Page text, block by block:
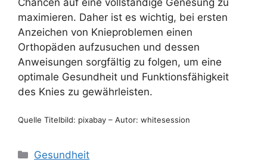
maximieren. Daher ist es wichtig, bei ersten
Anzeichen von Knieproblemen einen
Orthopäden aufzusuchen und dessen
Anweisungen sorgfältig zu folgen, um eine
optimale Gesundheit und Funktionsfähigkeit
des Knies zu gewährleisten.
Quelle Titelbild: pixabay – Autor: whitesession
Kategorien
Gesundheit